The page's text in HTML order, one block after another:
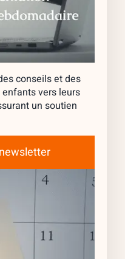
conseils et des
vers leurs
un soutien